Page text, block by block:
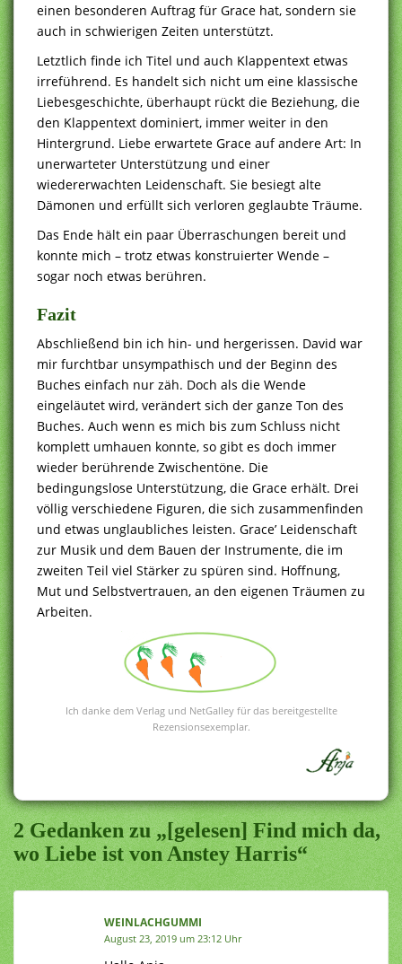
einen besonderen Auftrag für Grace hat, sondern sie
auch in schwierigen Zeiten unterstützt.
Letztlich finde ich Titel und auch Klappentext etwas
irreführend. Es handelt sich nicht um eine klassische
Liebesgeschichte, überhaupt rückt die Beziehung, die
den Klappentext dominiert, immer weiter in den
Hintergrund. Liebe erwartete Grace auf andere Art: In
unerwarteter Unterstützung und einer
wiedererwachten Leidenschaft. Sie besiegt alte
Dämonen und erfüllt sich verloren geglaubte Träume.
Das Ende hält ein paar Überraschungen bereit und
konnte mich – trotz etwas konstruierter Wende –
sogar noch etwas berühren.
Fazit
Abschließend bin ich hin- und hergerissen. David war
mir furchtbar unsympathisch und der Beginn des
Buches einfach nur zäh. Doch als die Wende
eingeläutet wird, verändert sich der ganze Ton des
Buches. Auch wenn es mich bis zum Schluss nicht
komplett umhauen konnte, so gibt es doch immer
wieder berührende Zwischentöne. Die
bedingungslose Unterstützung, die Grace erhält. Drei
völlig verschiedene Figuren, die sich zusammenfinden
und etwas unglaubliches leisten. Grace’ Leidenschaft
zur Musik und dem Bauen der Instrumente, die im
zweiten Teil viel Stärker zu spüren sind. Hoffnung,
Mut und Selbstvertrauen, an den eigenen Träumen zu
Arbeiten.
Ich danke dem Verlag und NetGalley für das bereitgestellte
Rezensionsexemplar.
2 Gedanken zu „[gelesen] Find mich da,
wo Liebe ist von Anstey Harris“
WEINLACHGUMMI
August 23, 2019 um 23:12 Uhr